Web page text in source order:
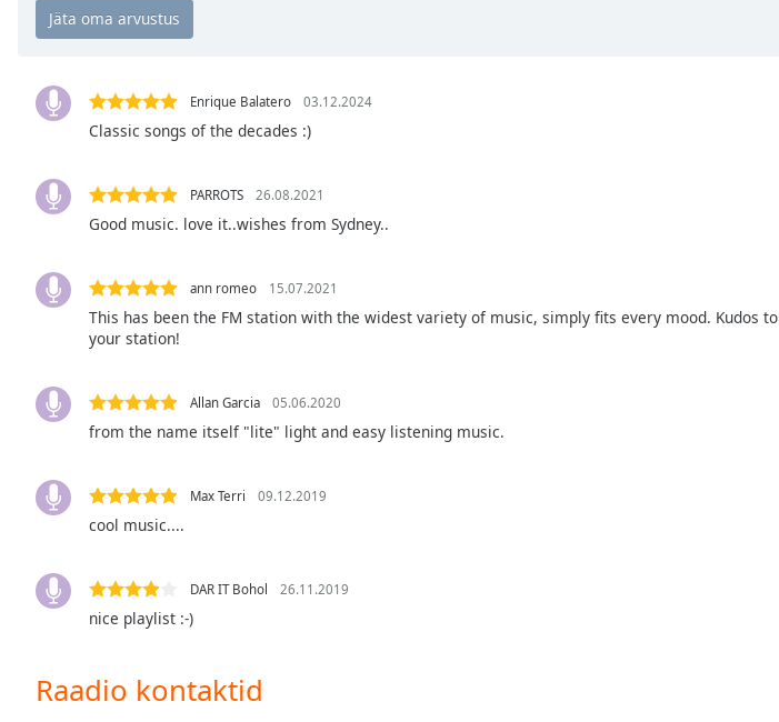
Chapters
Descriptions
off,
selected
subtitles
settings,
opens
settings
dialog
subtitles
selected
Picture-
in-
Enrique Balatero 03.12.2024
Classic songs of the decades :)
PARROTS 26.08.2021
Good music. love it..wishes from Sydney..
ann romeo 15.07.2021
This has been the FM station with the widest variety of music, simply fits every mood. Kudos to
your station!
Allan Garcia 05.06.2020
from the name itself "lite" light and easy listening music.
Max Terri 09.12.2019
cool music....
DAR IT Bohol 26.11.2019
nice playlist :-)
Raadio kontaktid